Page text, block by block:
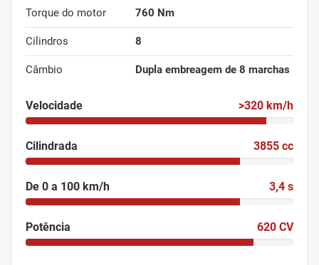
Torque do motor 760 Nm
Cilindros 8
Câmbio Dupla embreagem de 8 marchas
Velocidade >320 km/h
Cilindrada 3855 cc
De 0 a 100 km/h 3,4 s
Potência 620 CV